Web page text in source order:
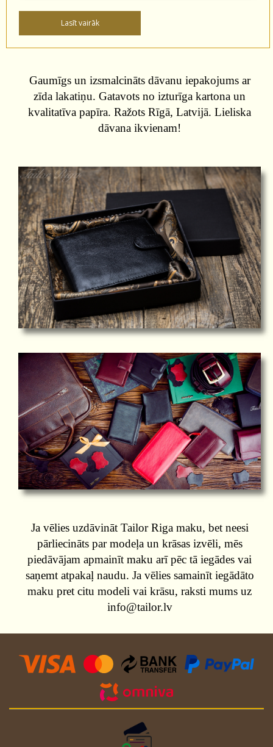
Gaumīgs un izsmalcināts dāvanu iepakojums ar
zīda lakatiņu. Gatavots no izturīga kartona un
kvalitatīva papīra. Ražots Rīgā, Latvijā. Lieliska
dāvana ikvienam!
Ja vēlies uzdāvināt Tailor Riga maku, bet neesi
pārliecināts par modeļa un krāsas izvēli, mēs
piedāvājam apmainīt maku arī pēc tā iegādes vai
saņemt atpakaļ naudu. Ja vēlies samainīt iegādāto
maku pret citu modeli vai krāsu, raksti mums uz
info@tailor.lv